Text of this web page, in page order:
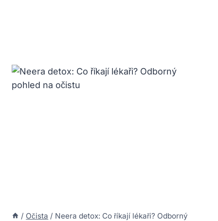
/ Očista / Neera detox: Co říkají lékaři? Odborný